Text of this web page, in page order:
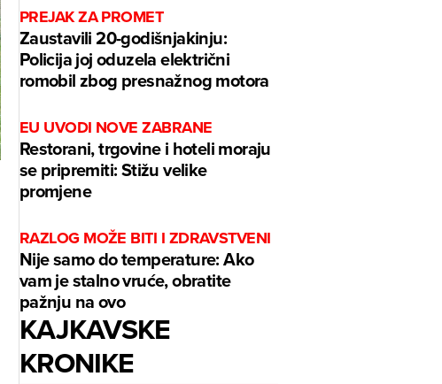
PREJAK ZA PROMET
Zaustavili 20-godišnjakinju:
Policija joj oduzela električni
romobil zbog presnažnog motora
EU UVODI NOVE ZABRANE
Restorani, trgovine i hoteli moraju
se pripremiti: Stižu velike
promjene
RAZLOG MOŽE BITI I ZDRAVSTVENI
Nije samo do temperature: Ako
vam je stalno vruće, obratite
pažnju na ovo
KAJKAVSKE
KRONIKE